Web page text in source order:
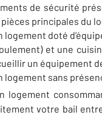
de sécurité
pièces principales du
logement doté
et une
un équipement
logement sans
logement
votre bail